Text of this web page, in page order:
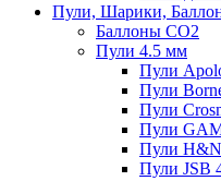
Пули, Шарики,
Баллоны CO2
Пули 4.5 мм
Пули
Пули
Пули
Пули
Пули
Пули JSB